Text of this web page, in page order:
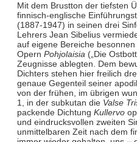
Mit dem Brustton der tiefsten
finnisch-englische
(1887-1947) in seinen drei
Lehrers Jean Sibelius
auf eigene Bereiche
Opern Pohjolaisia („Die
Zeugnisse ablegten. Dem
Dichters stehen hier freilich
genaue Gegenteil seiner
von der frühen, im übrigen
1, in der subkutan die Valse
packende Dichtung Kullervo
und eindrucksvollen zweiten
unmittelbaren Zeit nach dem